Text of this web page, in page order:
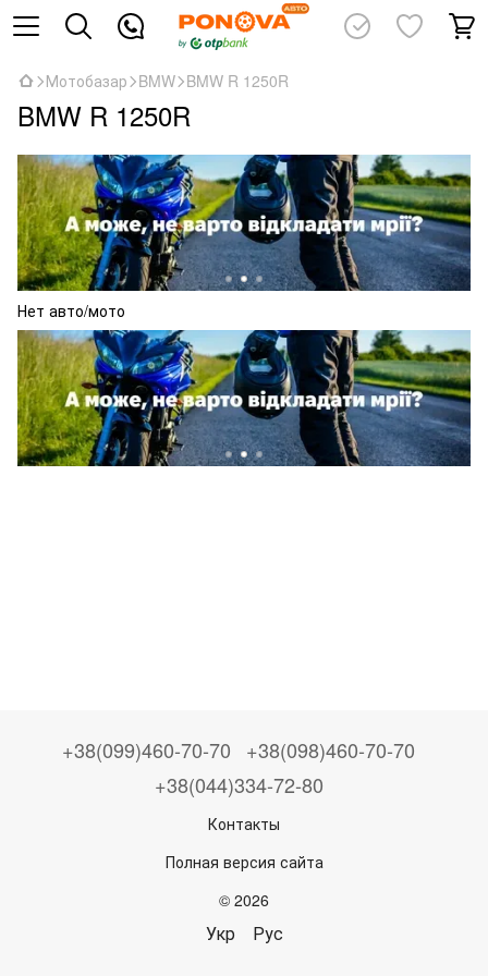
Мотобазар BMW BMW R 1250R
BMW R 1250R
Нет авто/мото
+38(099)460-70-70
+38(098)460-70-70
+38(044)334-72-80
Контакты
Полная версия сайта
© 2026
Укр Рус